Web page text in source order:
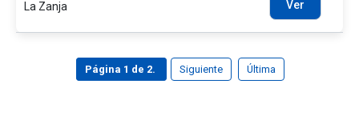
La Zanja Ver
Página 1 de 2. Siguiente Última